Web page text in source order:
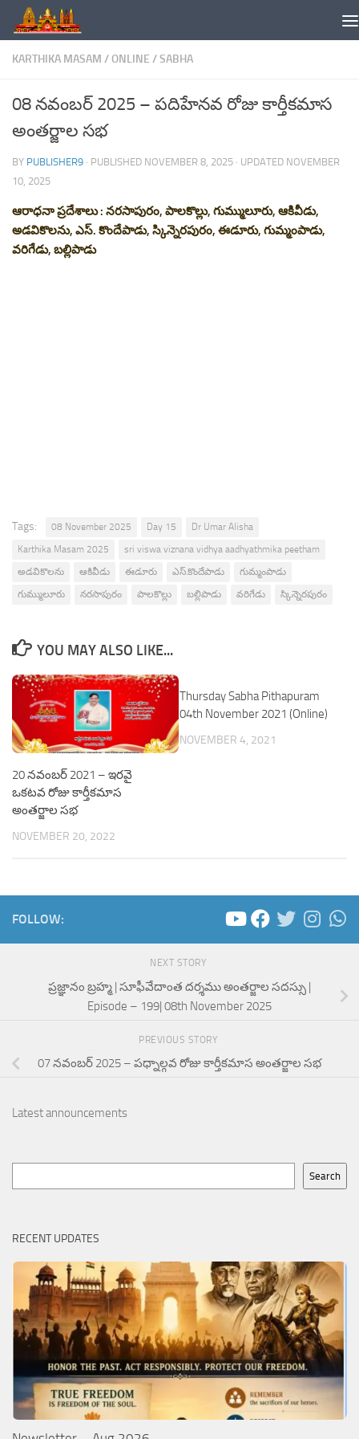
Skip to content
KARTHIKA MASAM /ONLINE /SABHA
08 నవంబర్ 2025 – పదిహేనవ రోజు కార్తీకమాస
అంతర్జాల సభ
BY PUBLISHER9 · PUBLISHED NOVEMBER 8, 2025 · UPDATED NOVEMBER
10, 2025
ఆరాధనా ప్రదేశాలు : నరసాపురం, పాలకొల్లు, గుమ్ములూరు, ఆకివీడు,
అడవికొలను, ఎస్. కొందేపాడు, స్కిన్నెరపురం, ఈడూరు, గుమ్మంపాడు,
వరిగేడు, బల్లిపాడు
Tags: 08 November 2025 Day 15
Dr Umar Alisha
Karthika Masam 2025
sri viswa viznana vidhya aadhyathmika peetham
అడవికొలను
ఆకివీడు ఈడూరు ఎస్.కొందేపాడు
గుమ్మంపాడు
గుమ్ములూరు
నరసాపురం పాలకొల్లు బల్లిపాడు వరిగేడు స్కిన్నెరపురం
YOU MAY ALSO LIKE...
20 నవంబర్ 2021 – ఇరవై
ఒకటవ రోజు కార్తీకమాస
అంతర్జాల సభ
NOVEMBER 20, 2022
Thursday Sabha Pithapuram
04th November 2021 (Online)
NOVEMBER 4, 2021
FOLLOW:
NEXT STORY
ప్రజ్ఞానం బ్రహ్మ | సూఫీవేదాంత దర్శము అంతర్జాల సదస్సు |
Episode – 199| 08th November 2025
PREVIOUS STORY
07 నవంబర్ 2025 – పధ్నాల్గవ రోజు కార్తీకమాస అంతర్జాల సభ
Latest announcements
Search
RECENT UPDATES